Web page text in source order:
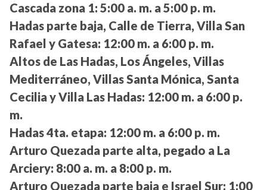
Cascada zona 1: 5:00 a. m. a 5:00 p. m.
Hadas parte baja, Calle de Tierra, Villa San
Rafael y Gatesa: 12:00 m. a 6:00 p. m.
Altos de Las Hadas, Los Ángeles, Villas
Mediterráneo, Villas Santa Mónica, Santa
Cecilia y Villa Las Hadas: 12:00 m. a 6:00 p.
m.
Hadas 4ta. etapa: 12:00 m. a 6:00 p. m.
Arturo Quezada parte alta, pegado a La
Arciery: 8:00 a. m. a 8:00 p. m.
Arturo Quezada parte baja e Israel Sur: 1:00